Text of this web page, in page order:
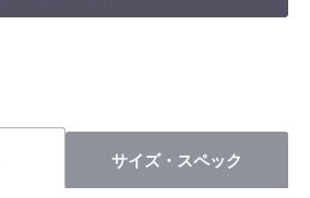
サイズ・スペック